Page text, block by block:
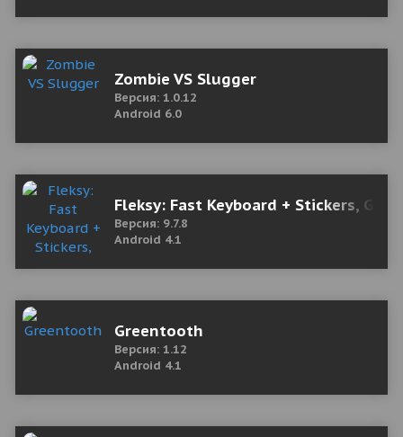
Zombie VS Slugger
Версия: 1.0.12
Android 6.0
Fleksy: Fast Keyboard + Stickers,
Версия: 9.7.8
Android 4.1
Greentooth
Версия: 1.12
Android 4.1